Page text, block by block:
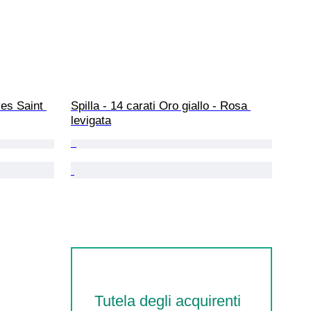
Saint
Spilla - 14 carati Oro giallo - Rosa
levigata
Tutela degli acquirenti